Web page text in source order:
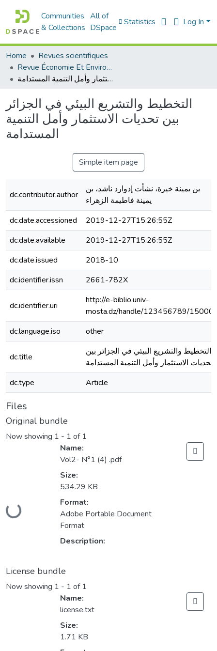
Communities
& Collections
All of
DSpace
Statistics Log In
Home
Revues scientifiques
Revue Économie Et Environnement
التخطيط والتشريع البيئي في الجزائر بين تحديات الاستثمار وأمل التنمية المستدامة
التخطيط والتشريع البيئي في الجزائر
بين تحديات الاستثمار وأمل التنمية
المستدامة
Simple item page
dc.contributor.author
بن يمينة خيرة، نشأت إدوارد ناشد، بن
يمينة فاطيمة الزهراء
dc.date.accessioned
2019-12-27T15:26:55Z
dc.date.available
2019-12-27T15:26:55Z
dc.date.issued
2018-10
dc.identifier.issn
2661-782X
dc.identifier.uri
http://e-biblio.univ-
mosta.dz/handle/123456789/15000
dc.language.iso
other
dc.title
التخطيط والتشريع البيئي في الجزائر بين
تحديات الاستثمار وأمل التنمية المستدامة
dc.type
Article
Files
Original bundle
Now showing 1 - 1 of 1
Loading...
Name:
Vol2- N°1 (4) .pdf
Size:
534.29 KB
Format:
Adobe Portable Document
Format
Description:
License bundle
Now showing 1 - 1 of 1
Name:
license.txt
Size:
1.71 KB